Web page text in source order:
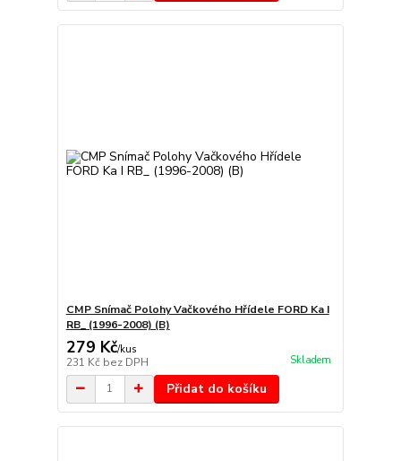
CMP Snímač Polohy Vačkového Hřídele FORD Ka I
RB_ (1996-2008) (B)
279 Kč/kus
231 Kč bez DPH Skladem
Přidat do košíku